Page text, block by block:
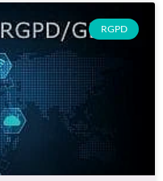
RGPD